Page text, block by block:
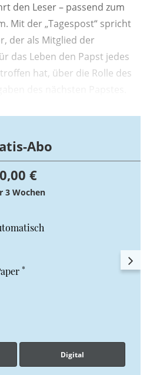
den Leser – passend zum
Mit der „Tagespost“ spricht
der als Mitglied der
das Leben den Papst jedes
hat, über die Rolle des
Abo
0,00 €
3 Wochen
*
Digital